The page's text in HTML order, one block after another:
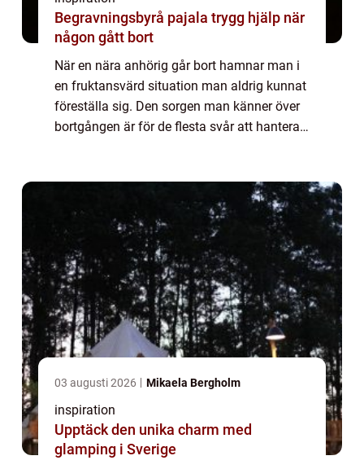
Begravningsbyrå pajala trygg hjälp när
någon gått bort
När en nära anhörig går bort hamnar man i
en fruktansvärd situation man aldrig kunnat
föreställa sig. Den sorgen man känner över
bortgången är för de flesta svår att hantera,
03 augusti 2026 Mikaela Bergholm
inspiration
Upptäck den unika charm med
glamping i Sverige